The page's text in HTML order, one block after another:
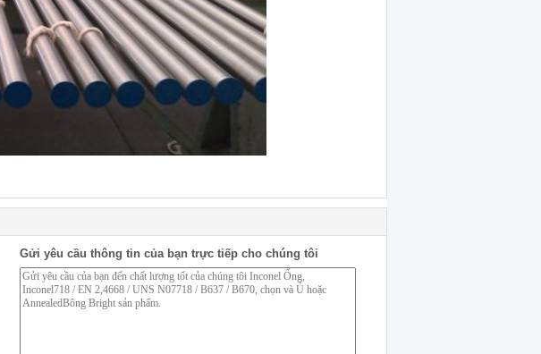
Gửi yêu cầu thông tin của bạn trực tiếp cho chúng tôi